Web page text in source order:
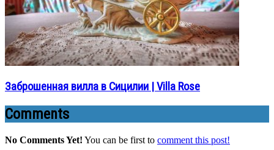
Заброшенная вилла в Сицилии | Villa Rose
Comments
No Comments Yet! You can be first to comment this post!